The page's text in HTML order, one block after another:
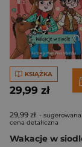
KSIĄŻKA
29,99 zł
29,99 zł - sugerowana
cena detaliczna